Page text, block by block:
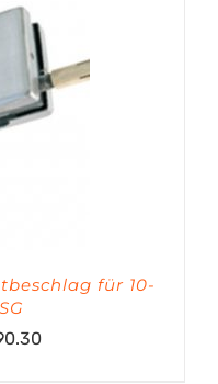
für 10-
Preisspanne: